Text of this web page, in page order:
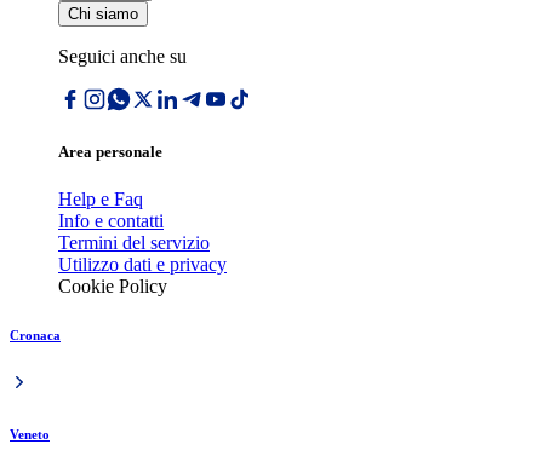
Chi siamo
Seguici anche su
Area personale
Help e Faq
Info e contatti
Termini del servizio
Utilizzo dati e privacy
Cookie Policy
Cronaca
Veneto